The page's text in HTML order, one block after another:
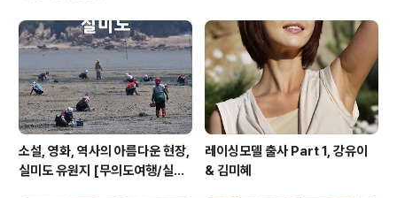
소설, 영화, 역사의 아름다운 현장,
실미도 유원지 [무의도여행/실미
레이싱모델 출사 Part 1, 강유이
& 김미혜